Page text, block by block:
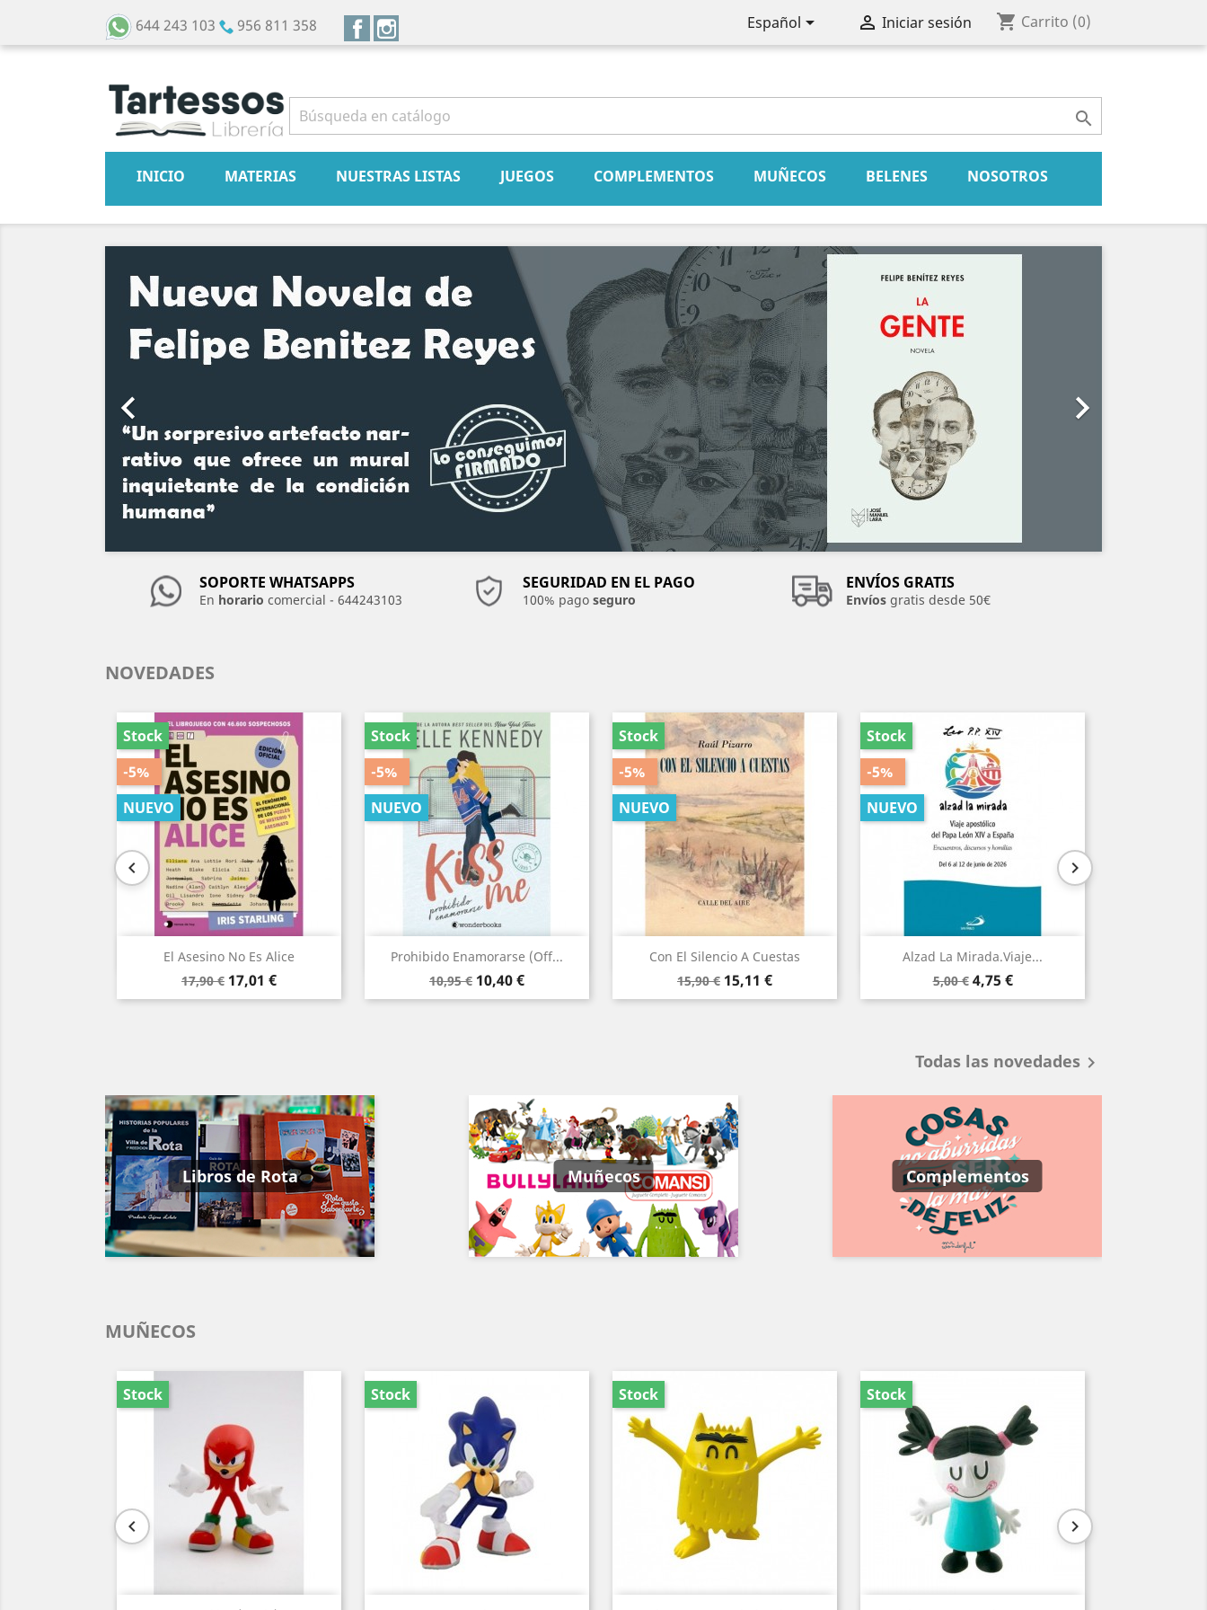
644 243 103 956 811 358 Facebook Español  Iniciar sesión shopping_cart Carrito (0)

INICIO MATERIAS NUESTRAS LISTAS JUEGOS COMPLEMENTOS MUÑECOS BELENES NOSOTROS

Anterior

Siguiente
SOPORTE WHATSAPPS
En horario comercial - 644243103
SEGURIDAD EN EL PAGO
100% pago seguro
ENVÍOS GRATIS
Envíosgratis desde 50€
NOVEDADES

El Asesino No Es Alice
Precio
base
17,90 € Precio
17,01 €
Stock
-5%
NUEVO
Vista rápida Prohibido Enamorarse (Off...
Precio
base
10,95 € Precio
10,40 €
Stock
-5%
NUEVO
Vista rápida Con El Silencio A Cuestas
Precio
base
15,90 € Precio
15,11 €
Stock
-5%
NUEVO
Vista rápida Alzad La Mirada.Viaje...
Precio
base
5,00 € Precio
4,75 €
Stock
-5%
NUEVO
Vista rápida

Todas las novedades 
Libros de Rota Muñecos Complementos
MUÑECOS

Stock Stock Stock Stock
